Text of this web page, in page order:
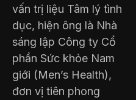
vấn trị liệu Tâm lý tình
dục, hiện ông là Nhà
sáng lập Công ty Cổ
phần Sức khỏe Nam
giới (Men’s Health),
đơn vị tiên phong